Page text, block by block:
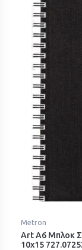
Metron
Art Α6 Μπλοκ
10x15